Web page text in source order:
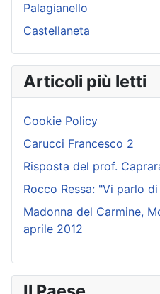
Palagianello
Castellaneta
Articoli più letti
Cookie Policy
Carucci Francesco 2
Risposta del prof.
Rocco Ressa: "Vi parlo di
Madonna del Carmine,
aprile 2012